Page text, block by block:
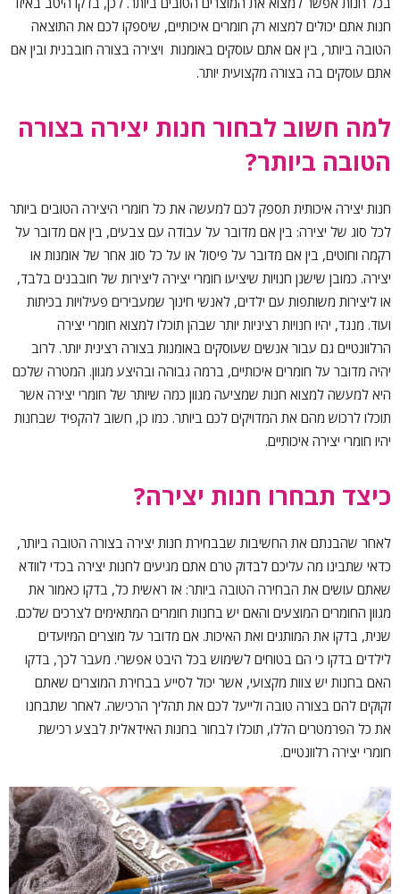
חנות אתם יכולים למצוא רק חומרים איכותיים, שיספקו לכם את התוצאה
הטובה ביותר, בין אם אתם עוסקים באומנות ויצירה בצורה חובבנית ובין אם
אתם עוסקים בה בצורה מקצועית יותר.
למה חשוב לבחור חנות יצירה בצורה
הטובה ביותר?
חנות יצירה איכותית תספק לכם למעשה את כל חומרי היצירה הטובים ביותר
לכל סוג של יצירה: בין אם מדובר על עבודה עם צבעים, בין אם מדובר על
רקמה וחוטים, בין אם מדובר על פיסול או על כל סוג אחר של אומנות או
יצירה. כמובן שישנן חנויות שיציעו חומרי יצירה ליצירות של חובבנים בלבד,
או ליצירות משותפות עם ילדים, לאנשי חינוך שמעבירים פעילויות בכיתות
ועוד. מנגד, יהיו חנויות רציניות יותר שבהן תוכלו למצוא חומרי יצירה
הרלוונטיים גם עבור אנשים שעוסקים באומנות בצורה רצינית יותר. לרוב
יהיה מדובר על חומרים איכותיים, ברמה גבוהה ובהיצע מגוון. המטרה שלכם
היא למעשה למצוא חנות שמציעה מגוון כמה שיותר של חומרי יצירה אשר
תוכלו לרכוש מהם את המדויקים לכם ביותר. כמו כן, חשוב להקפיד שבחנות
יהיו חומרי יצירה איכותיים.
כיצד תבחרו חנות יצירה?
לאחר שהבנתם את החשיבות שבבחירת חנות יצירה בצורה הטובה ביותר,
כדאי שתבינו מה עליכם לבדוק טרם אתם מגיעים לחנות יצירה בכדי לוודא
שאתם עושים את הבחירה הטובה ביותר: אז ראשית כל, בדקו כאמור את
מגוון החומרים המוצעים והאם יש בחנות חומרים המתאימים לצרכים שלכם.
שנית, בדקו את המותגים ואת האיכות. אם מדובר על מוצרים המיועדים
לילדים בדקו כי הם בטוחים לשימוש בכל היבט אפשרי. מעבר לכך, בדקו
האם בחנות יש צוות מקצועי, אשר יכול לסייע בבחירת המוצרים שאתם
זקוקים להם בצורה טובה ולייעל לכם את תהליך הרכישה. לאחר שתבחנו
את כל הפרמטרים הללו, תוכלו לבחור בחנות האידאלית לבצע רכישת
חומרי יצירה רלוונטיים.